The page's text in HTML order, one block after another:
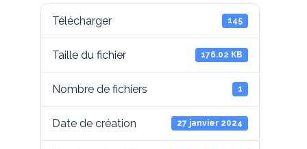
Télécharger 145
Taille du fichier 176.02 KB
Nombre de fichiers 1
Date de création 27 janvier 2024